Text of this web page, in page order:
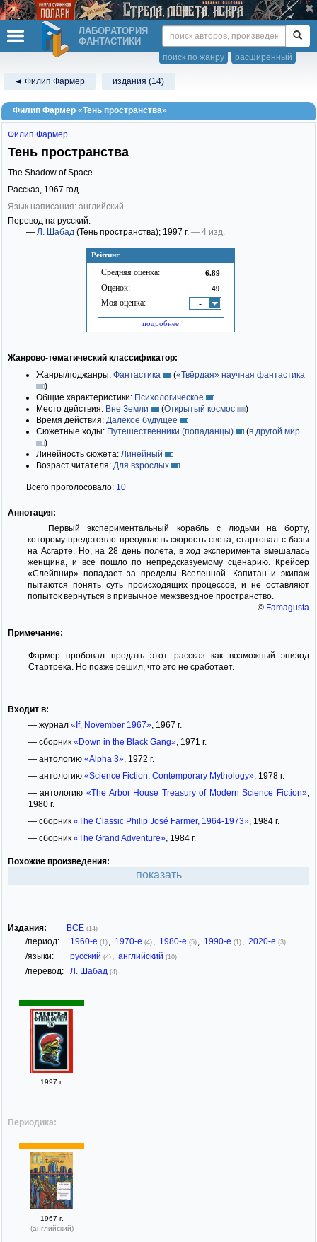
ЛАБОРАТОРИЯ
ФАНТАСТИКИ
расширенный
поиск по жанру
◄ Филип Фармер издания (14)
Филип Фармер «Тень пространства»
Рейтинг
Средняя оценка: 6.89
Оценок: 49
Моя оценка: -
подробнее
Филип Фармер
Тень пространства
The Shadow of Space
Рассказ, 1967 год
Язык написания: английский
Перевод на русский:
— Л. Шабад (Тень пространства); 1997 г. — 4 изд.
Жанрово-тематический классификатор:
Жанры/поджанры: Фантастика («Твёрдая» научная фантастика
)
Общие характеристики: Психологическое
Место действия: Вне Земли (Открытый космос
)
Время действия: Далёкое будущее
Сюжетные ходы: Путешественники (попаданцы) (в другой мир
)
Линейность сюжета: Линейный
Возраст читателя: Для взрослых
Всего проголосовало: 10
Аннотация:
Первый экспериментальный корабль с людьми на борту,
которому предстояло преодолеть скорость света, стартовал с базы
на Асгарте. Но, на 28 день полета, в ход эксперимента вмешалась
женщина, и все пошло по непредсказуемому сценарию. Крейсер
«Слейпнир» попадает за пределы Вселенной. Капитан и экипаж
пытаются понять суть происходящих процессов, и не оставляют
попыток вернуться в привычное межзвездное пространство.
© Famagusta
Примечание:
Фармер пробовал продать этот рассказ как возможный эпизод
Стартрека. Но позже решил, что это не сработает.
Входит в:
— журнал «If, November 1967», 1967 г.
— сборник «Down in the Black Gang», 1971 г.
— антологию «Alpha 3», 1972 г.
— антологию «Science Fiction: Contemporary Mythology», 1978 г.
— антологию «The Arbor House Treasury of Modern Science Fiction»
1980 г.
— сборник «The Classic Philip José Farmer, 1964-1973», 1984 г.
— сборник «The Grand Adventure», 1984 г.
Похожие произведения:
показать
Издания: ВСЕ (14)
/период: 1960-е (1) , 1970-е (4) , 1980-е (5) , 1990-е (1) , 2020-е (3)
/языки: русский (4) , английский (10)
/перевод: Л. Шабад (4)
1997 г.
Периодика:
1967 г.
(английский)